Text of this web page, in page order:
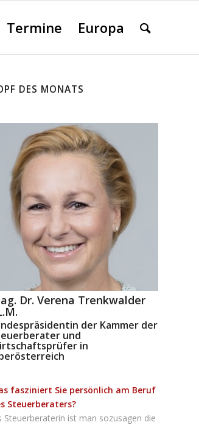
Termine Europa
DES MONATS
Dr. Verena Trenkwalder
der Kammer der
und
in
fasziniert Sie persönlich am Beruf
Steuerberaters?
Steuerberaterin ist man sozusagen die